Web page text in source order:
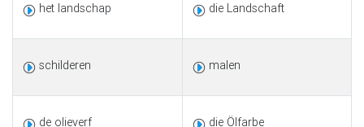
het landschap die Landschaft
schilderen malen
de olieverf die Ölfarbe